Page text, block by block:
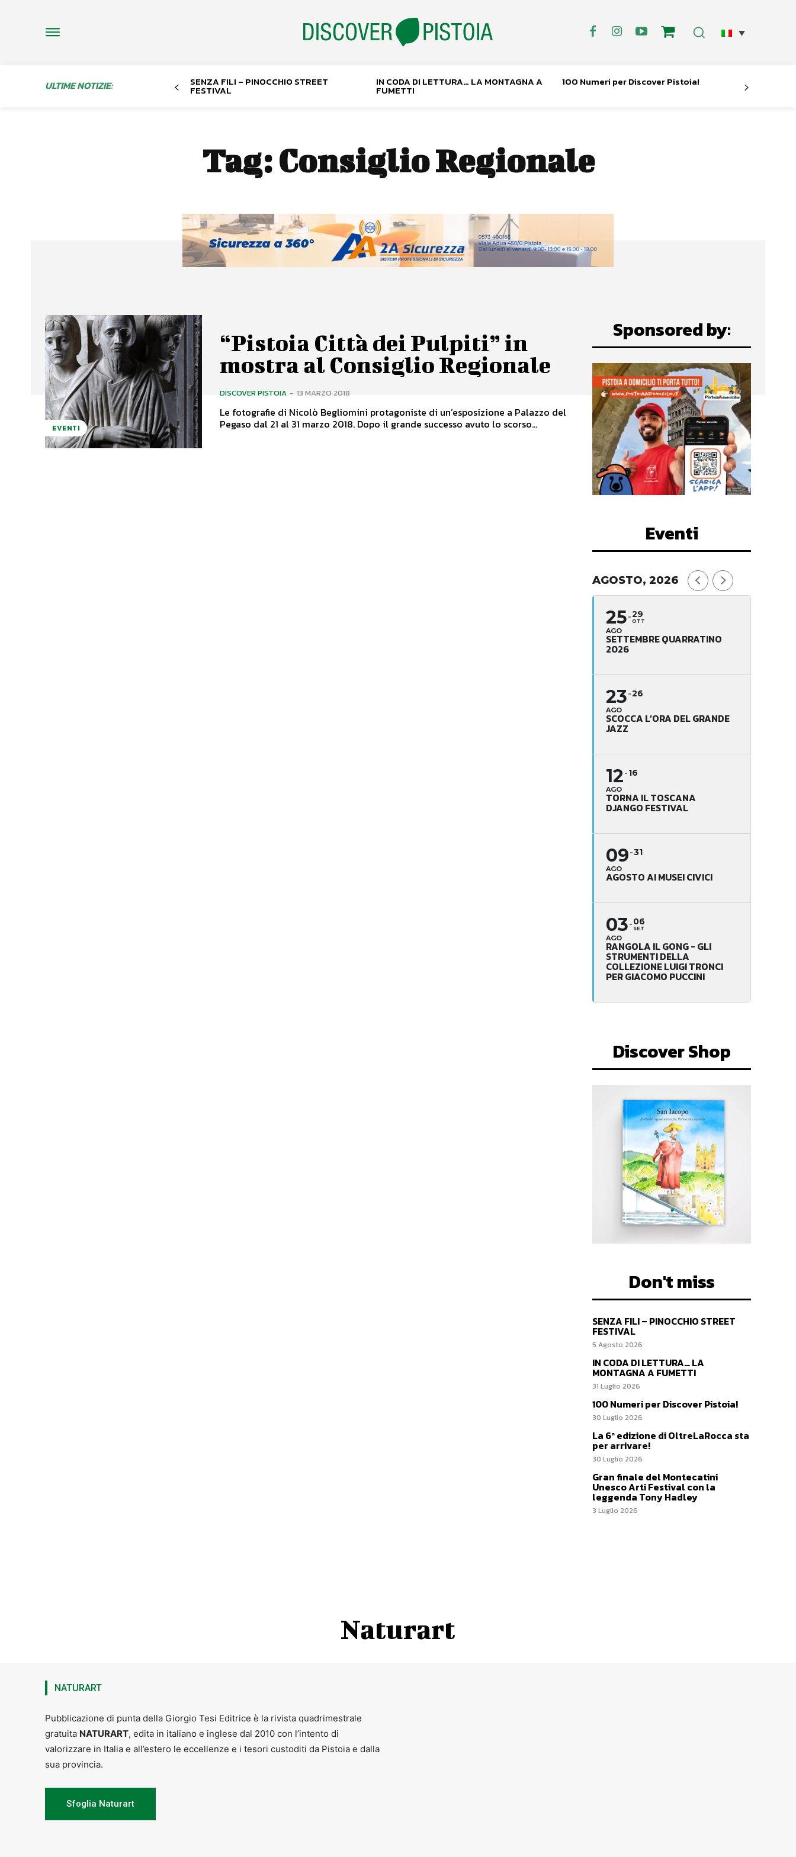
ULTIME NOTIZIE: SENZA FILI – PINOCCHIO STREET
FESTIVAL
IN CODA DI LETTURA… LA MONTAGNA A
FUMETTI
100 Numeri per Discover Pistoia!
Tag:Consiglio Regionale
EVENTI
“Pistoia Città dei Pulpiti” in
mostra al Consiglio Regionale
DISCOVER PISTOIA - 13 MARZO 2018
Le fotografie di Nicolò Begliomini protagoniste di un’esposizione a Palazzo del
Pegaso dal 21 al 31 marzo 2018. Dopo il grande successo avuto lo scorso...
Sponsored by:
Eventi
AGOSTO, 2026
25
AGO
29
OTT
SETTEMBRE QUARRATINO
2026
23
AGO
26
SCOCCA L’ORA DEL GRANDE
JAZZ
12
AGO
16
TORNA IL TOSCANA
DJANGO FESTIVAL
09
AGO
31
AGOSTO AI MUSEI CIVICI
03
AGO
06
SET
RANGOLA IL GONG - GLI
STRUMENTI DELLA
COLLEZIONE LUIGI TRONCI
PER GIACOMO PUCCINI
Discover Shop
Don't miss
SENZA FILI – PINOCCHIO STREET
FESTIVAL
5 Agosto 2026
IN CODA DI LETTURA… LA
MONTAGNA A FUMETTI
31 Luglio 2026
100 Numeri per Discover Pistoia!
30 Luglio 2026
La 6ª edizione di OltreLaRocca sta
per arrivare!
30 Luglio 2026
Gran finale del Montecatini
Unesco Arti Festival con la
leggenda Tony Hadley
3 Luglio 2026
Naturart
NATURART
Pubblicazione di punta della Giorgio Tesi Editrice è la rivista quadrimestrale
gratuita NATURART, edita in italiano e inglese dal 2010 con l’intento di
valorizzare in Italia e all’estero le eccellenze e i tesori custoditi da Pistoia e dalla
sua provincia.
Sfoglia Naturart